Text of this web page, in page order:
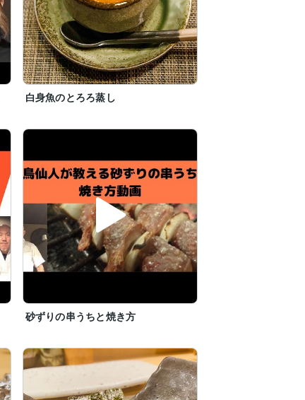
白身魚のとろろ蒸し
砂ずりの串うちと焼き方